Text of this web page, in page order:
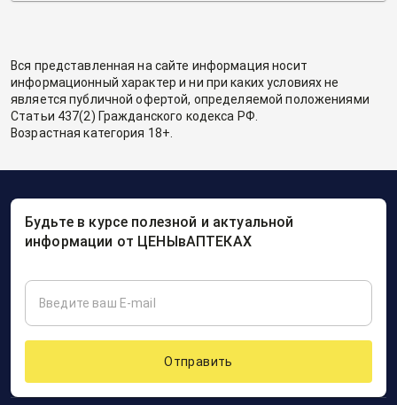
Вся представленная на сайте информация носит
информационный характер и ни при каких условиях не
является публичной офертой, определяемой положениями
Статьи 437(2) Гражданского кодекса РФ.
Возрастная категория 18+.
Будьте в курсе полезной и актуальной
информации от ЦЕНЫвАПТЕКАХ
Отправить